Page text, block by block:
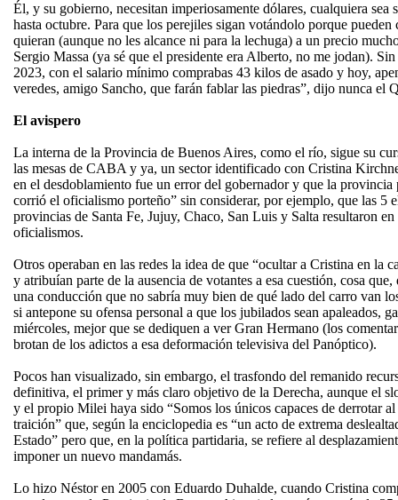
Él, y su gobierno, necesitan imperiosamente dólares, cualquiera sea
hasta octubre. Para que los perejiles sigan votándolo porque
quieran (aunque no les alcance ni para la lechuga) a un precio
Sergio Massa (ya sé que el presidente era Alberto, no me jodan).
2023, con el salario mínimo comprabas 43 kilos de asado y hoy,
veredes, amigo Sancho, que farán fablar las piedras”, dijo nunca el
El avispero
La interna de la Provincia de Buenos Aires, como el río, sigue su
las mesas de CABA y ya, un sector identificado con Cristina
en el desdoblamiento fue un error del gobernador y que la provincia
corrió el oficialismo porteño” sin considerar, por ejemplo, que las 5
provincias de Santa Fe, Jujuy, Chaco, San Luis y Salta resultaron
oficialismos.
Otros operaban en las redes la idea de que “ocultar a Cristina en la
y atribuían parte de la ausencia de votantes a esa cuestión, cosa
una conducción que no sabría muy bien de qué lado del carro van
si antepone su ofensa personal a que los jubilados sean apaleados,
miércoles, mejor que se dediquen a ver Gran Hermano (los
brotan de los adictos a esa deformación televisiva del Panóptico).
Pocos han visualizado, sin embargo, el trasfondo del remanido
definitiva, el primer y más claro objetivo de la Derecha, aunque el
y el propio Milei haya sido “Somos los únicos capaces de derrotar
traición” que, según la enciclopedia es “un acto de extrema
Estado” pero que, en la política partidaria, se refiere al
imponer un nuevo mandamás.
Lo hizo Néstor en 2005 con Eduardo Duhalde, cuando Cristina